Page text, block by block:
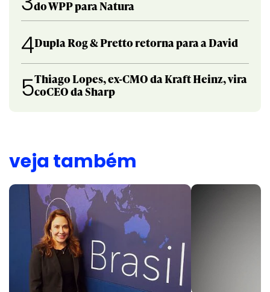
do WPP para Natura
4Dupla Rog & Pretto retorna para a David
5Thiago Lopes, ex-CMO da Kraft Heinz, vira
coCEO da Sharp
veja também